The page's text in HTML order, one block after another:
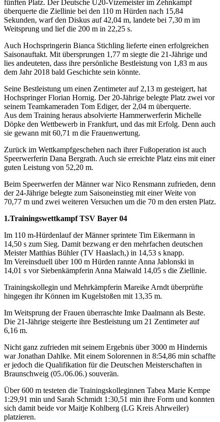
fünften Platz. Der Deutsche U20-Vizemeister im Zehnkampf
überquerte die Ziellinie bei den 110 m Hürden nach 15,84
Sekunden, warf den Diskus auf 42,04 m, landete bei 7,30 m im
Weitsprung und lief die 200 m in 22,25 s.
Auch Hochspringerin Bianca Stichling lieferte einen erfolgreichen
Saisonauftakt. Mit übersprungen 1,77 m siegte die 21-Jährige und
lies andeuteten, dass ihre persönliche Bestleistung von 1,83 m aus
dem Jahr 2018 bald Geschichte sein könnte.
Seine Bestleistung um einen Zentimeter auf 2,13 m gesteigert, hat
Hochspringer Florian Hornig. Der 20-Jährige belegte Platz zwei vor
seinem Teamkameraden Tom Ediger, der 2,04 m überquerte.
Aus dem Training heraus absolvierte Hammerwerferin Michelle
Döpke den Wettbewerb in Frankfurt, und das mit Erfolg. Denn auch
sie gewann mit 60,71 m die Frauenwertung.
Zurück im Wettkampfgeschehen nach ihrer Fußoperation ist auch
Speerwerferin Dana Bergrath. Auch sie erreichte Platz eins mit einer
guten Leistung von 52,20 m.
Beim Speerwerfen der Männer war Nico Rensmann zufrieden, denn
der 24-Jährige belegte zum Saisoneinstieg mit einer Weite von
70,77 m und zwei weiteren Versuchen um die 70 m den ersten Platz.
1.Trainingswettkampf TSV Bayer 04
Im 110 m-Hürdenlauf der Männer sprintete Tim Eikermann in
14,50 s zum Sieg. Damit bezwang er den mehrfachen deutschen
Meister Matthias Bühler (TV Haaslach,) in 14,53 s knapp.
Im Vereinsduell über 100 m Hürden rannte Anna Jablonski in
14,01 s vor Siebenkämpferin Anna Maiwald 14,05 s die Ziellinie.
Trainingskollegin und Mehrkämpferin Mareike Arndt überprüfte
hingegen ihr Können im Kugelstoßen mit 13,35 m.
Im Weitsprung der Frauen überraschte Imke Daalmann als Beste.
Die 21-Jährige steigerte ihre Bestleistung um 21 Zentimeter auf
6,16 m.
Nicht ganz zufrieden mit seinem Ergebnis über 3000 m Hindernis
war Jonathan Dahlke. Mit einem Solorennen in 8:54,86 min schaffte
er jedoch die Qualifikation für die Deutschen Meisterschaften in
Braunschweig (05./06.06.) souverän.
Über 600 m testeten die Trainingskolleginnen Tabea Marie Kempe
1:29,91 min und Sarah Schmidt 1:30,51 min ihre Form und konnten
sich damit beide vor Maitje Kohlberg (LG Kreis Ahrweiler)
platzieren.